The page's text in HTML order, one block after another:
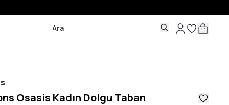
Osasis Kadın Dolgu Taban